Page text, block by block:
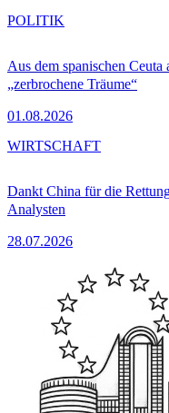
Aus dem spanischen
„zerbrochene Träume“
01.08.2026
POLITIK
Dankt China für die
Analysten
28.07.2026
WIRTSCHAFT